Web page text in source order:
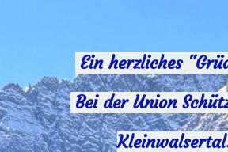
Ein herzliches
Bei der Union